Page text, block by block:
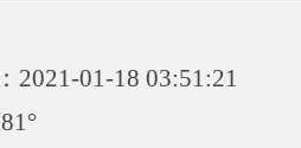
2021-01-18 03:51:21